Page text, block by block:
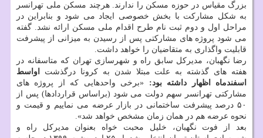
بزرگ مقیاس در حوزه مسکن را ندارند. هرچند مسکن ملی تهرانسر
به شکل مشارکت با بخش خصوصی ایجاد می شود و بنابراین در
مراحل اول و دوم ثبت نام طرح اقدام ملی مسکن ارائه نشد. گفته
می شود پروژه های مشارکتی پس از رسیدن به میزانی از پیشرفت
قابلیت واگذاری به متقاضیان را خواهد داشت.
رضا نگهبان، مدیرکل سابق راه و شهرسازی تهران که متاسفانه در
هفته های گذشته به علت مبتلا شدن به کرونا درگذشت
اواسط
اسفندماه اظهار داشته بود: «برخی واحدهایی که از پروژه های
مشارکتی تهرانسر سهم دولت می شود (براساس قراردادها) پس از
۵۰ درصد پیشرفت ساختمانی در بازار عرضه می نماییم و قیمت و
نحوه عرضه هم در همان زمان مشخص خواهد شد».
بعد از فوت نگهبان، خلیل محبت خواه بعنوان مدیرکل راه و